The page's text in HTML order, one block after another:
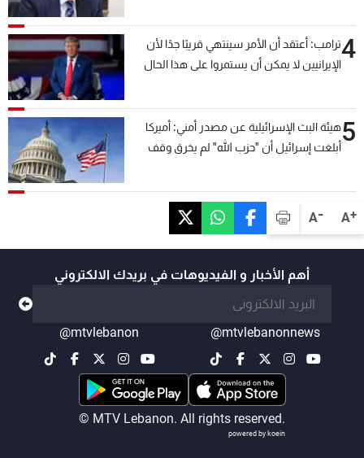
A+
A-
4ترامب: أعتقد أن الأمر سينتهي قريبًا جدًا لأن
الإيرانيين لا يمكن أن يستمروا على هذا الحال
5هيئة البث الإسرائيلية عن مصدر أمني: أميركا
أبلغت إسرائيل أن "حزب الله" لم يخرق وقف
أهم الأخبار و الفيديوهات في بريدك الالكتروني
@mtvlebanonnews
@mtvlebanon
© MTV Lebanon. All rights reserved.
powered by koein